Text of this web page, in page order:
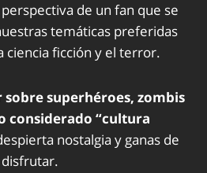
de un fan que se
temáticas preferidas
ciencia ficción y el terror.
superhéroes, zombis
considerado “cultura
nostalgia y ganas de
disfrutar.